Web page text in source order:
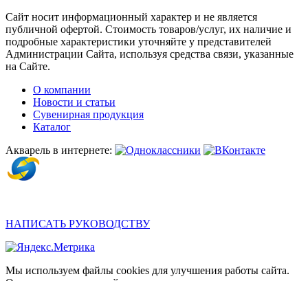
Сайт носит информационный характер и не является
публичной офертой. Стоимость товаров/услуг, их наличие и
подробные характеристики уточняйте у представителей
Администрации Сайта, используя средства связи, указанные
на Сайте.
О компании
Новости и статьи
Сувенирная продукция
Каталог
Акварель в интернете:
НАПИСАТЬ РУКОВОДСТВУ
Мы используем файлы cookies для улучшения работы сайта.